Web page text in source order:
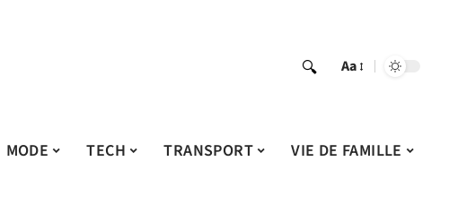
Aa
MODE TECH TRANSPORT VIE DE FAMILLE